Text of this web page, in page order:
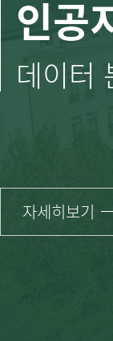
인공
데이터
자세히보기